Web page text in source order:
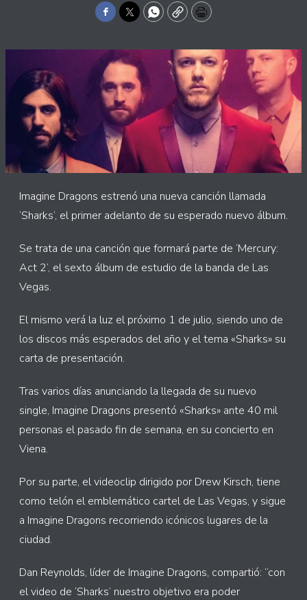
Facebook
TwitterWhatsApp
CopyPrint
Imagine Dragons estrenó una nueva canción llamada
‘Sharks’, el primer adelanto de su esperado nuevo álbum.
Se trata de una canción que formará parte de ‘Mercury:
Act 2’, el sexto álbum de estudio de la banda de Las
Vegas.
El mismo verá la luz el próximo 1 de julio, siendo uno de
los discos más esperados del año y el tema «Sharks» su
carta de presentación.
Tras varios días anunciando la llegada de su nuevo
single, Imagine Dragons presentó «Sharks» ante 40 mil
personas el pasado fin de semana, en su concierto en
Viena.
Por su parte, el videoclip dirigido por Drew Kirsch, tiene
como telón el emblemático cartel de Las Vegas, y sigue
a Imagine Dragons recorriendo icónicos lugares de la
ciudad.
Dan Reynolds, líder de Imagine Dragons, compartió: “con
el video de ‘Sharks’ nuestro objetivo era poder